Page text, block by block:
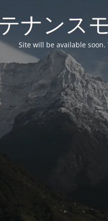
ナンス
Site will be available